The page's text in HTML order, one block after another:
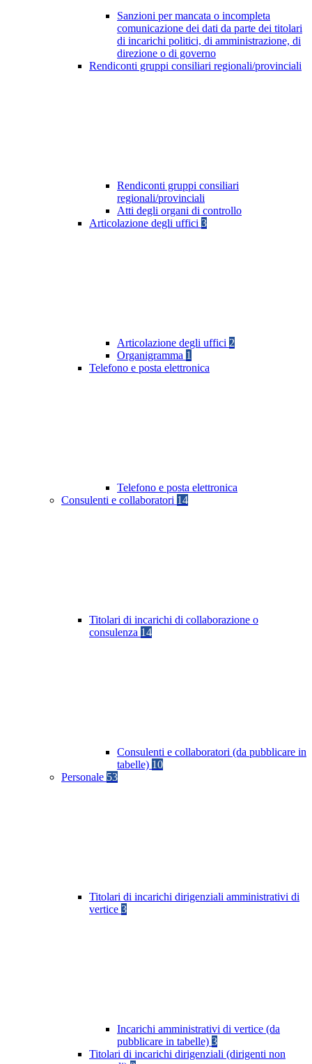
Sanzioni per mancata o incompleta
comunicazione dei dati da parte dei titolari
di incarichi politici, di amministrazione, di
direzione o di governo
Rendiconti gruppi consiliari regionali/provinciali
Rendiconti gruppi consiliari
regionali/provinciali
Atti degli organi di controllo
Articolazione degli uffici 3
Articolazione degli uffici 2
Organigramma 1
Telefono e posta elettronica
Telefono e posta elettronica
Consulenti e collaboratori 14
Titolari di incarichi di collaborazione o
consulenza 14
Consulenti e collaboratori (da pubblicare in
tabelle) 10
Personale 53
Titolari di incarichi dirigenziali amministrativi di
vertice 3
Incarichi amministrativi di vertice (da
pubblicare in tabelle) 3
Titolari di incarichi dirigenziali (dirigenti non